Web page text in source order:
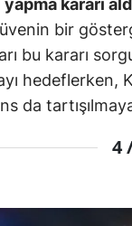
Aksaray
Bayburt
Karaman
Kırıkkale
kararı
bir
bu kararı
hedeflerken,
da
4